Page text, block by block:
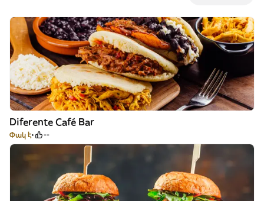
Diferente Café Bar
Փակ է --